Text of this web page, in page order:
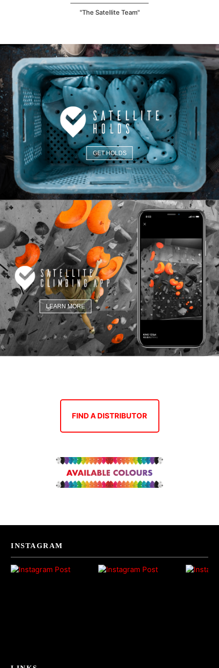
"The Satellite Team"
GET HOLDS
LEARN MORE
FIND A DISTRIBUTOR
INSTAGRAM